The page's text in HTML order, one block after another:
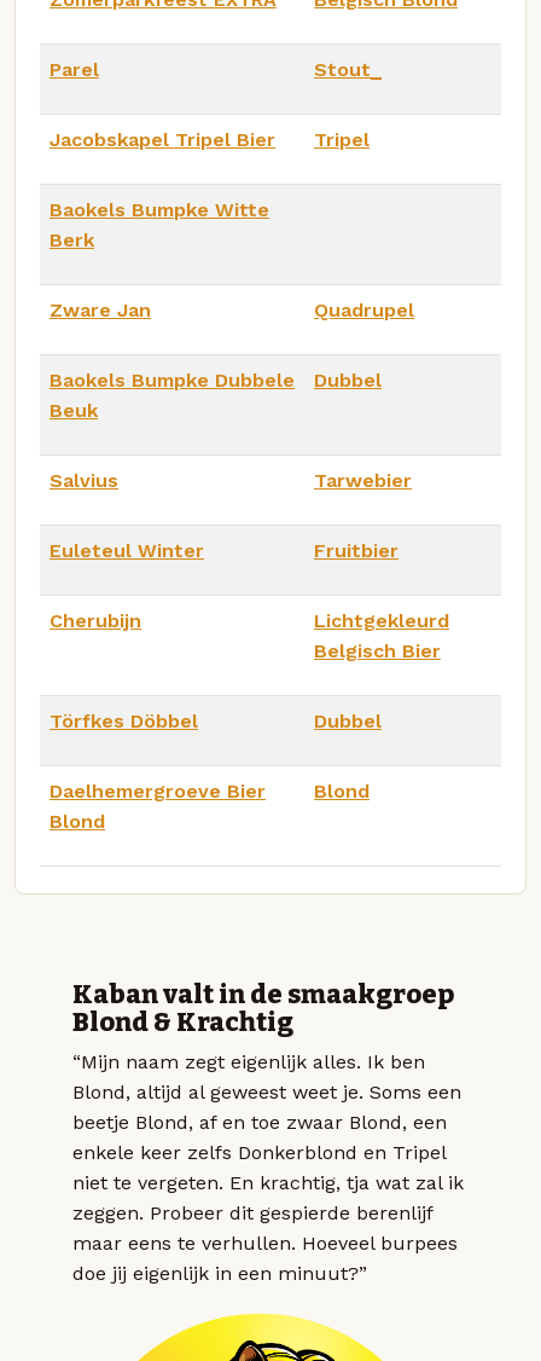
Parel Stout_
Jacobskapel Tripel Bier Tripel
Baokels Bumpke Witte
Berk
Zware Jan Quadrupel
Baokels Bumpke Dubbele
Beuk
Dubbel
Salvius Tarwebier
Euleteul Winter Fruitbier
Cherubijn
Lichtgekleurd
Belgisch Bier
Törfkes Döbbel Dubbel
Daelhemergroeve Bier
Blond
Blond
Kaban valt in de smaakgroep
Blond & Krachtig
“Mijn naam zegt eigenlijk alles. Ik ben
Blond, altijd al geweest weet je. Soms een
beetje Blond, af en toe zwaar Blond, een
enkele keer zelfs Donkerblond en Tripel
niet te vergeten. En krachtig, tja wat zal ik
zeggen. Probeer dit gespierde berenlijf
maar eens te verhullen. Hoeveel burpees
doe jij eigenlijk in een minuut?”